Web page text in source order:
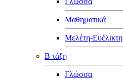
Μαθηματικά
Μελέτη-Ευέλικτη
Β τάξη
Γλώσσα